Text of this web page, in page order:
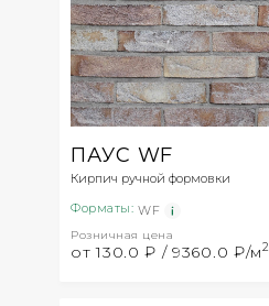
ПАУС WF
Кирпич ручной формовки
Форматы: WF
Розничная цена
от 130.0 ₽ / 9360.0 ₽/м2